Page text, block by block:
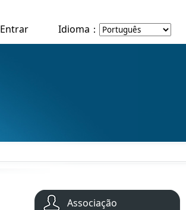
Entrar Idioma：
Associação